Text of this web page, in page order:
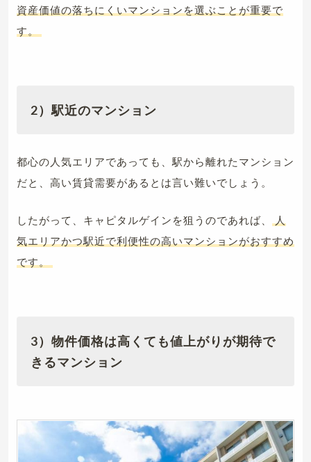
資産価値の落ちにくいマンションを選ぶことが重要で
す。
2）駅近のマンション
都心の人気エリアであっても、駅から離れたマンション
だと、高い賃貸需要があるとは言い難いでしょう。
したがって、キャピタルゲインを狙うのであれば、
人
気エリアかつ駅近で利便性の高いマンションがおすすめ
です。
3）物件価格は高くても値上がりが期待で
きるマンション